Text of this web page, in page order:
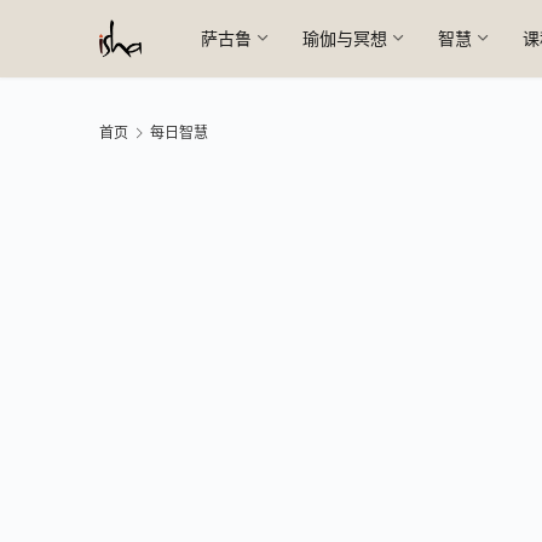
萨古鲁 瑜伽与冥想 智慧
首页 每日智慧